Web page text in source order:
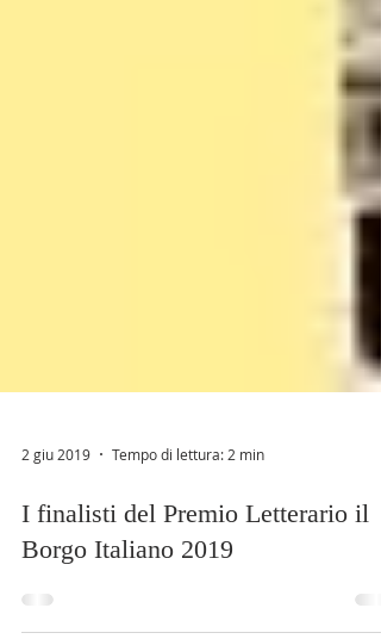
2 giu 2019 Tempo di lettura: 2 min
I finalisti del Premio Letterario il
Borgo Italiano 2019